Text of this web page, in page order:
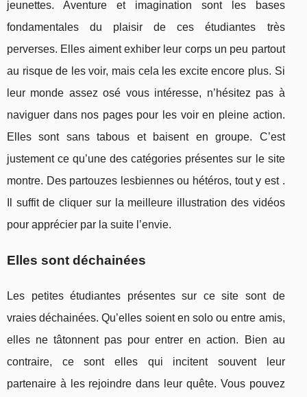
jeunettes. Aventure et imagination sont les bases
fondamentales du plaisir de ces étudiantes très
perverses. Elles aiment exhiber leur corps un peu partout
au risque de les voir, mais cela les excite encore plus. Si
leur monde assez osé vous intéresse, n’hésitez pas à
naviguer dans nos pages pour les voir en pleine action.
Elles sont sans tabous et baisent en groupe. C’est
justement ce qu’une des catégories présentes sur le site
montre. Des partouzes lesbiennes ou hétéros, tout y est .
Il suffit de cliquer sur la meilleure illustration des vidéos
pour apprécier par la suite l’envie.
Elles sont déchainées
Les petites étudiantes présentes sur ce site sont de
vraies déchainées. Qu’elles soient en solo ou entre amis,
elles ne tâtonnent pas pour entrer en action. Bien au
contraire, ce sont elles qui incitent souvent leur
partenaire à les rejoindre dans leur quête. Vous pouvez